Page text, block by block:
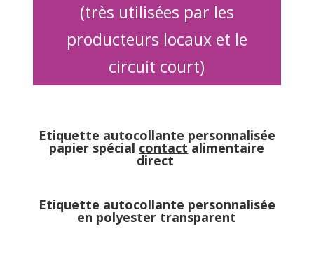
(très utilisées par les
producteurs locaux et le
circuit court)
Etiquette autocollante personnalisée
papier spécial contactalimentaire
direct
Etiquette autocollante personnalisée
en polyester transparent